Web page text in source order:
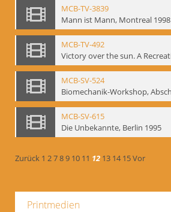
MCB-TV-3839
Mann ist Mann, Montreal 1998
MCB-TV-492
MCB-SV-524
MCB-SV-615
Die Unbekannte, Berlin 1995
Zurück 1 2789 10 11 12 13 14 15Vor
Printmedien